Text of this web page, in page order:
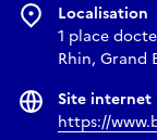
Localisation
1 place
Rhin, Grand
Site internet
https://